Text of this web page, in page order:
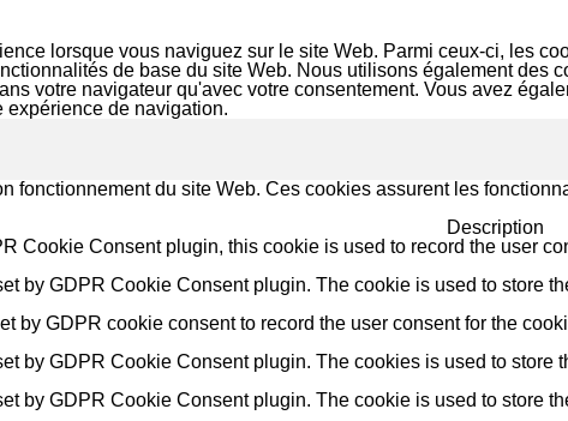
lorsque vous naviguez sur le site Web. Parmi ceux-ci, les
de base du site Web. Nous utilisons également des
votre navigateur qu'avec votre consentement. Vous avez
expérience de navigation.
fonctionnement du site Web. Ces cookies assurent les
Description
Cookie Consent plugin, this cookie is used to record the user
by GDPR Cookie Consent plugin. The cookie is used to store
by GDPR cookie consent to record the user consent for the
by GDPR Cookie Consent plugin. The cookies is used to store
by GDPR Cookie Consent plugin. The cookie is used to store